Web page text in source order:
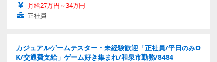
月給27万円～34万円
正社員
カジュアルゲームテスター・未経験歓迎「正社員/平日のみO
K/交通費支給」ゲーム好き集まれ/和泉市勤務/8484